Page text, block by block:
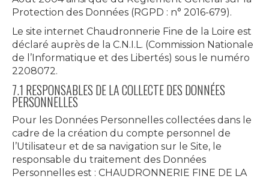
Protection des Données (RGPD : n° 2016-679).
Le site internet Chaudronnerie Fine de la Loire est
déclaré auprès de la C.N.I.L. (Commission Nationale
de l’Informatique et des Libertés) sous le numéro
2208072.
7.1 RESPONSABLES DE LA COLLECTE DES DONNÉES
PERSONNELLES
Pour les Données Personnelles collectées dans le
cadre de la création du compte personnel de
l’Utilisateur et de sa navigation sur le Site, le
responsable du traitement des Données
Personnelles est : CHAUDRONNERIE FINE DE LA